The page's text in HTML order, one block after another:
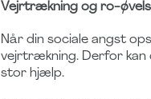
Vejrtrækning og ro-
Når din sociale angst
vejrtrækning. Derfor kan
stor hjælp.